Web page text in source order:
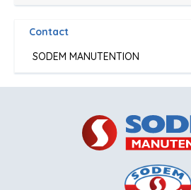
Contact
SODEM MANUTENTION